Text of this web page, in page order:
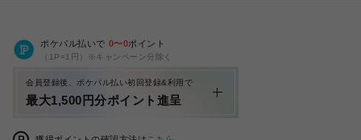
ポケパル払いで 0〜0ポイント
（1P=1円）※キャンペーン分除く
会員登録後、ポケパル払い初回登録&利用で
最大1,500円分ポイント進呈